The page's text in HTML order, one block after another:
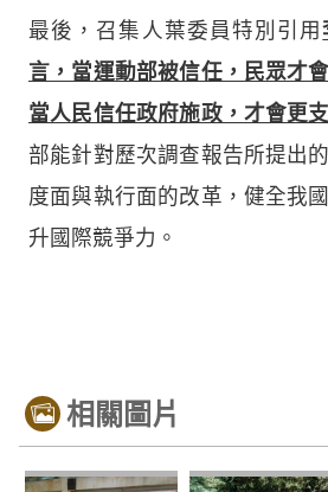
最後，召集人葉委員特別引用
言，當運動部被信任，民眾才
當人民信任政府施政，才會更
部能針對歷次調查報告所提出
度面與執行面的改革，健全我
升國際競爭力。
相關圖片